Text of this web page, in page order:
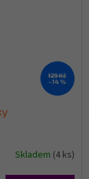
129 Kč
–14 %
Skladem (4 ks)